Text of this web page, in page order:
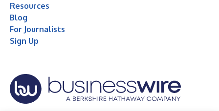
Resources
Blog
For Journalists
Sign Up